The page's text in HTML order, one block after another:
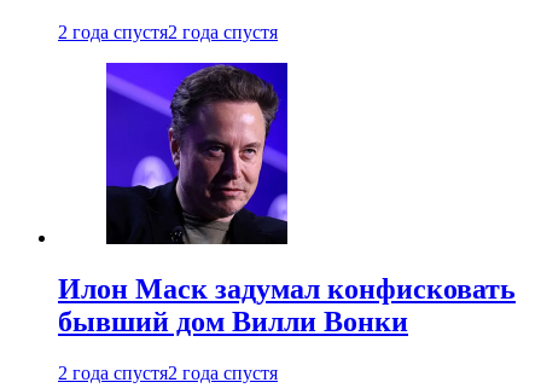
2 года спустя2 года спустя
Илон Маск задумал конфисковать
бывший дом Вилли Вонки
2 года спустя2 года спустя